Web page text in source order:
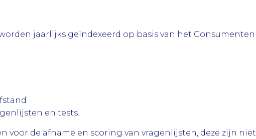
jaarlijks geïndexeerd op basis van het Consumenten
en tests.
voor de afname en scoring van vragenlijsten, deze zijn niet